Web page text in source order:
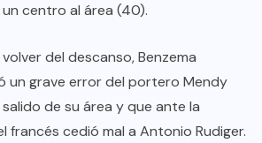
centro al área (40).
del descanso, Benzema
un grave error del portero Mendy
de su área y que ante la
francés cedió mal a Antonio Rudiger.